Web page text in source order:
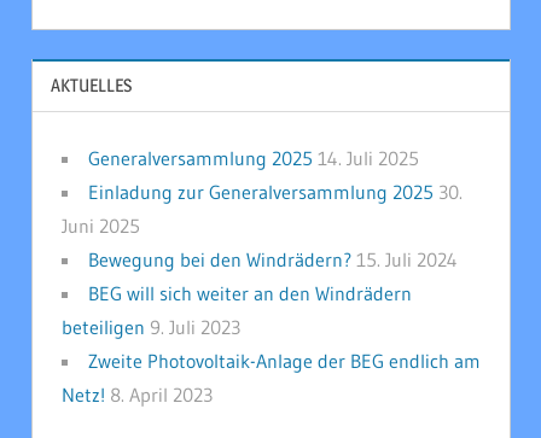
AKTUELLES
Generalversammlung 2025 14. Juli 2025
Einladung zur Generalversammlung 2025 30.
Juni 2025
Bewegung bei den Windrädern? 15. Juli 2024
BEG will sich weiter an den Windrädern
beteiligen 9. Juli 2023
Zweite Photovoltaik-Anlage der BEG endlich am
Netz! 8. April 2023